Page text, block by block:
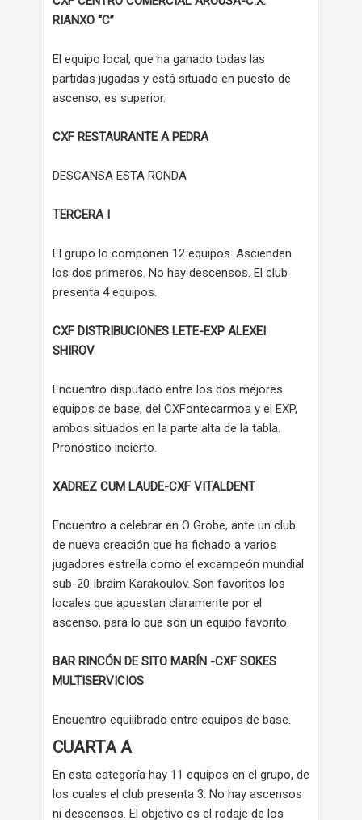
RIANXO “C”
El equipo local, que ha ganado todas las
partidas jugadas y está situado en puesto de
ascenso, es superior.
CXF RESTAURANTE A PEDRA
DESCANSA ESTA RONDA
TERCERA I
El grupo lo componen 12 equipos. Ascienden
los dos primeros. No hay descensos. El club
presenta 4 equipos.
CXF DISTRIBUCIONES LETE-EXP ALEXEI
SHIROV
Encuentro disputado entre los dos mejores
equipos de base, del CXFontecarmoa y el EXP,
ambos situados en la parte alta de la tabla.
Pronóstico incierto.
XADREZ CUM LAUDE-CXF VITALDENT
Encuentro a celebrar en O Grobe, ante un club
de nueva creación que ha fichado a varios
jugadores estrella como el excampeón mundial
sub-20 Ibraim Karakoulov. Son favoritos los
locales que apuestan claramente por el
ascenso, para lo que son un equipo favorito.
BAR RINCÓN DE SITO MARÍN -CXF SOKES
MULTISERVICIOS
Encuentro equilibrado entre equipos de base.
CUARTA A
En esta categoría hay 11 equipos en el grupo, de
los cuales el club presenta 3. No hay ascensos
ni descensos. El objetivo es el rodaje de los